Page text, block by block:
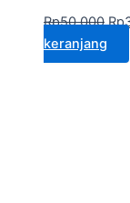
Rp50.000 Rp
keranjang